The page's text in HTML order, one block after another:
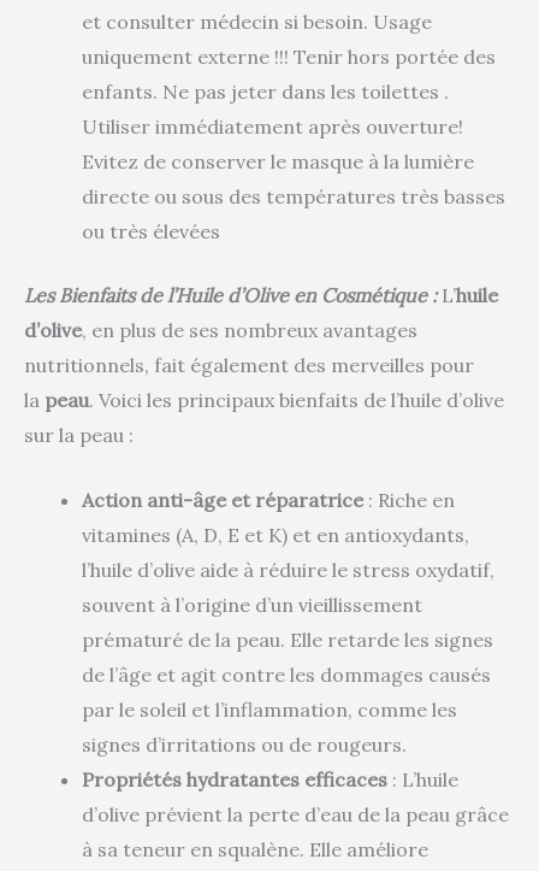
et consulter médecin si besoin. Usage
uniquement externe !!! Tenir hors portée des
enfants. Ne pas jeter dans les toilettes .
Utiliser immédiatement après ouverture!
Evitez de conserver le masque à la lumière
directe ou sous des températures très basses
ou très élevées
Les Bienfaits de l’Huile d’Olive en Cosmétique :L’huile
d’olive, en plus de ses nombreux avantages
nutritionnels, fait également des merveilles pour
la peau. Voici les principaux bienfaits de l’huile d’olive
sur la peau :
Action anti-âge et réparatrice: Riche en
vitamines (A, D, E et K) et en antioxydants,
l’huile d’olive aide à réduire le stress oxydatif,
souvent à l’origine d’un vieillissement
prématuré de la peau. Elle retarde les signes
de l’âge et agit contre les dommages causés
par le soleil et l’inflammation, comme les
signes d’irritations ou de rougeurs.
Propriétés hydratantes efficaces : L’huile
d’olive prévient la perte d’eau de la peau grâce
à sa teneur en squalène. Elle améliore